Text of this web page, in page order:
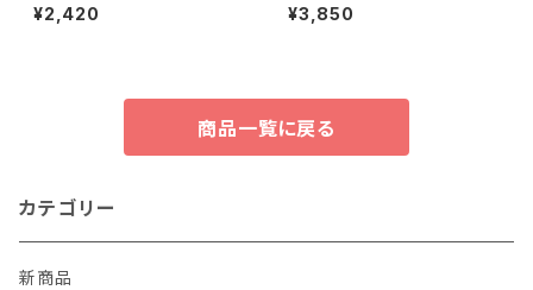
シュウォーター＊手づくりコスメ
の基材などに＊
¥2,420
然ヘアバーム＊人工香料不使用
＊35g
¥3,850
商品一覧に戻る
カテゴリー
新商品